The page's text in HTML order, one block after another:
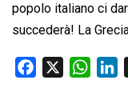
popolo italiano ci
succederà! La
W